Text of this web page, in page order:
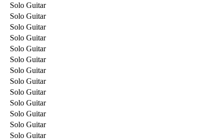
Solo Guitar
Solo Guitar
Solo Guitar
Solo Guitar
Solo Guitar
Solo Guitar
Solo Guitar
Solo Guitar
Solo Guitar
Solo Guitar
Solo Guitar
Solo Guitar
Solo Guitar